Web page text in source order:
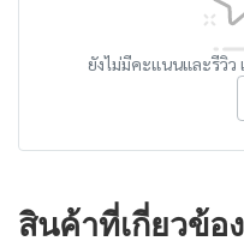
ยังไม่มีคะแนนและรีวิ
สินค้าที่เกี่ยวข้อง